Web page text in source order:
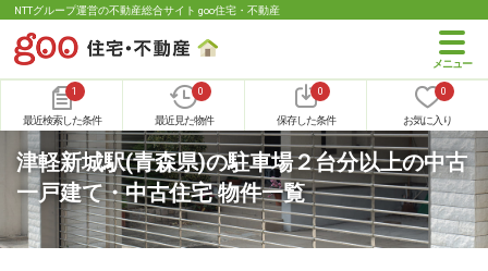
NTTグループ運営の不動産総合サイト goo住宅・不動産
1
最近検索した条件
0
最近見た物件
0
保存した条件
0
お気に入り
津軽新城駅(青森県)の駐車場２台分以上の中古
一戸建て・中古住宅 物件一覧